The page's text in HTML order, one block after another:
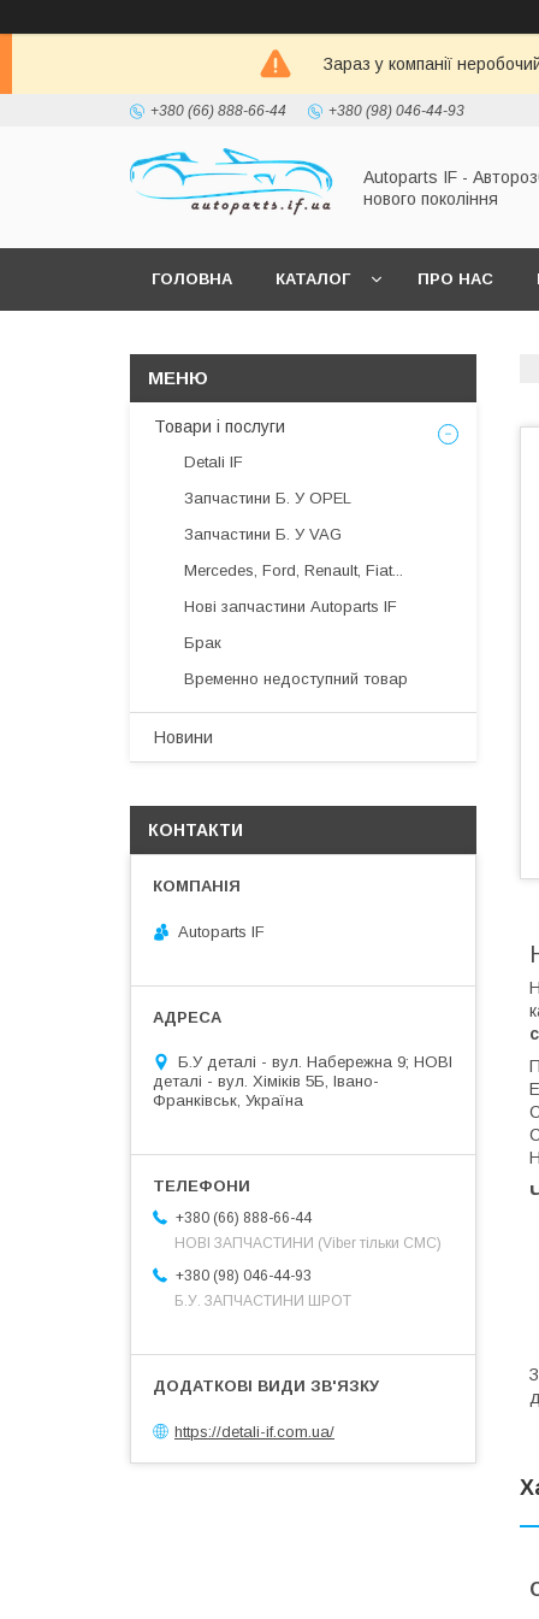
Зараз у компанії
+380 (66) 888-66-44 +380 (98) 046-44-93
Autoparts IF -
нового покоління
ГОЛОВНА КАТАЛОГ ПРО НАС
Товари і послуги
Detali IF
Запчастини Б. У OPEL
Запчастини Б. У VAG
Mercedes, Ford, Renault, Fiat...
Нові запчастини Autoparts IF
Брак
Временно недоступний товар
Новини
КОНТАКТИ
Autoparts IF
Б.У деталі - вул. Набережна 9; НОВІ
деталі - вул. Хіміків 5Б, Івано-
Франківськ, Україна
+380 (66) 888-66-44
НОВІ ЗАПЧАСТИНИ (Viber тільки СМС)
+380 (98) 046-44-93
Б.У. ЗАПЧАСТИНИ ШРОТ
https://detali-if.com.ua/